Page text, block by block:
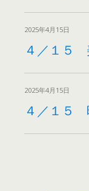
2025年4月15日
４／１５
2025年4月15日
４／１５